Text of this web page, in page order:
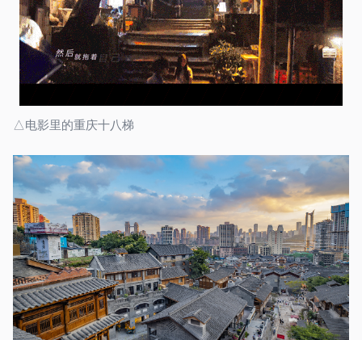
△电影里的重庆十八梯